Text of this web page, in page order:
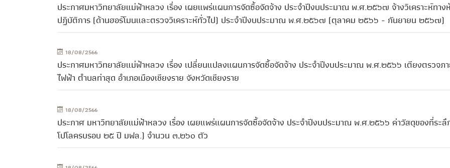
ประกาศมหาวิทยาลัยแม่ฟ้าหลวง เรื่อง เผยแพร่แผนการจัดซื้อจัดจ้าง ประจำปีงบประมาณ พ.ศ.๒๕๖๗ จ้างวิเคราะห์ทาง
ปฏิบัติการ (ด้านฮอร์โมนและตรวจวิเคราะห์ทั่วไป) ประจำปีงบประมาณ พ.ศ.๒๕๖๗ (ตุลาคม ๒๕๖๖ - กันยายน ๒๕๖๗)
18/08/2566
ประกาศมหาวิทยาลัยแม่ฟ้าหลวง เรื่อง เปลี่ยนแปลงแผนการจัดซื้อจัดจ้าง ประจำปีงบประมาณ พ.ศ.๒๕๖๖ เตียงตรวจภ
ไฟฟ้า ตำบลท่าสุด อำเภอเมืองเชียงราย จังหวัดเชียงราย
18/08/2566
ประกาศ มหาวิทยาลัยแม่ฟ้าหลวง เรื่อง เผยแพร่แผนการจัดซื้อจัดจ้าง ประจำปีงบประมาณ พ.ศ.๒๕๖๖ ค่าวัสดุของที่ระลึ
โปโลครบรอบ ๒๕ ปี มฟล.) จำนวน ๓,๒๖๐ ตัว